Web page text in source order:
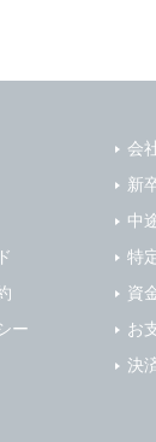
ー
会
新
中
特
資
お
決